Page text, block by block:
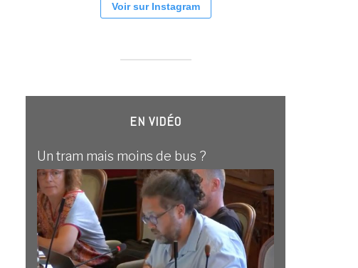
Voir sur Instagram
EN VIDÉO
Un tram mais moins de bus ?